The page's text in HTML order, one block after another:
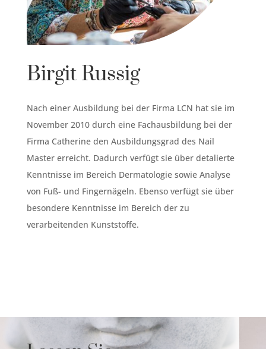
Birgit Russig
Nach einer Ausbildung bei der Firma LCN hat sie im
November 2010 durch eine Fachausbildung bei der
Firma Catherine den Ausbildungsgrad des Nail
Master erreicht. Dadurch verfügt sie über detalierte
Kenntnisse im Bereich Dermatologie sowie Analyse
von Fuß- und Fingernägeln. Ebenso verfügt sie über
besondere Kenntnisse im Bereich der zu
verarbeitenden Kunststoffe.